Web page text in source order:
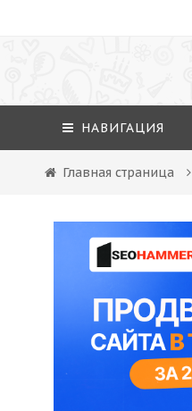
НАВИГАЦИЯ
Главная страница